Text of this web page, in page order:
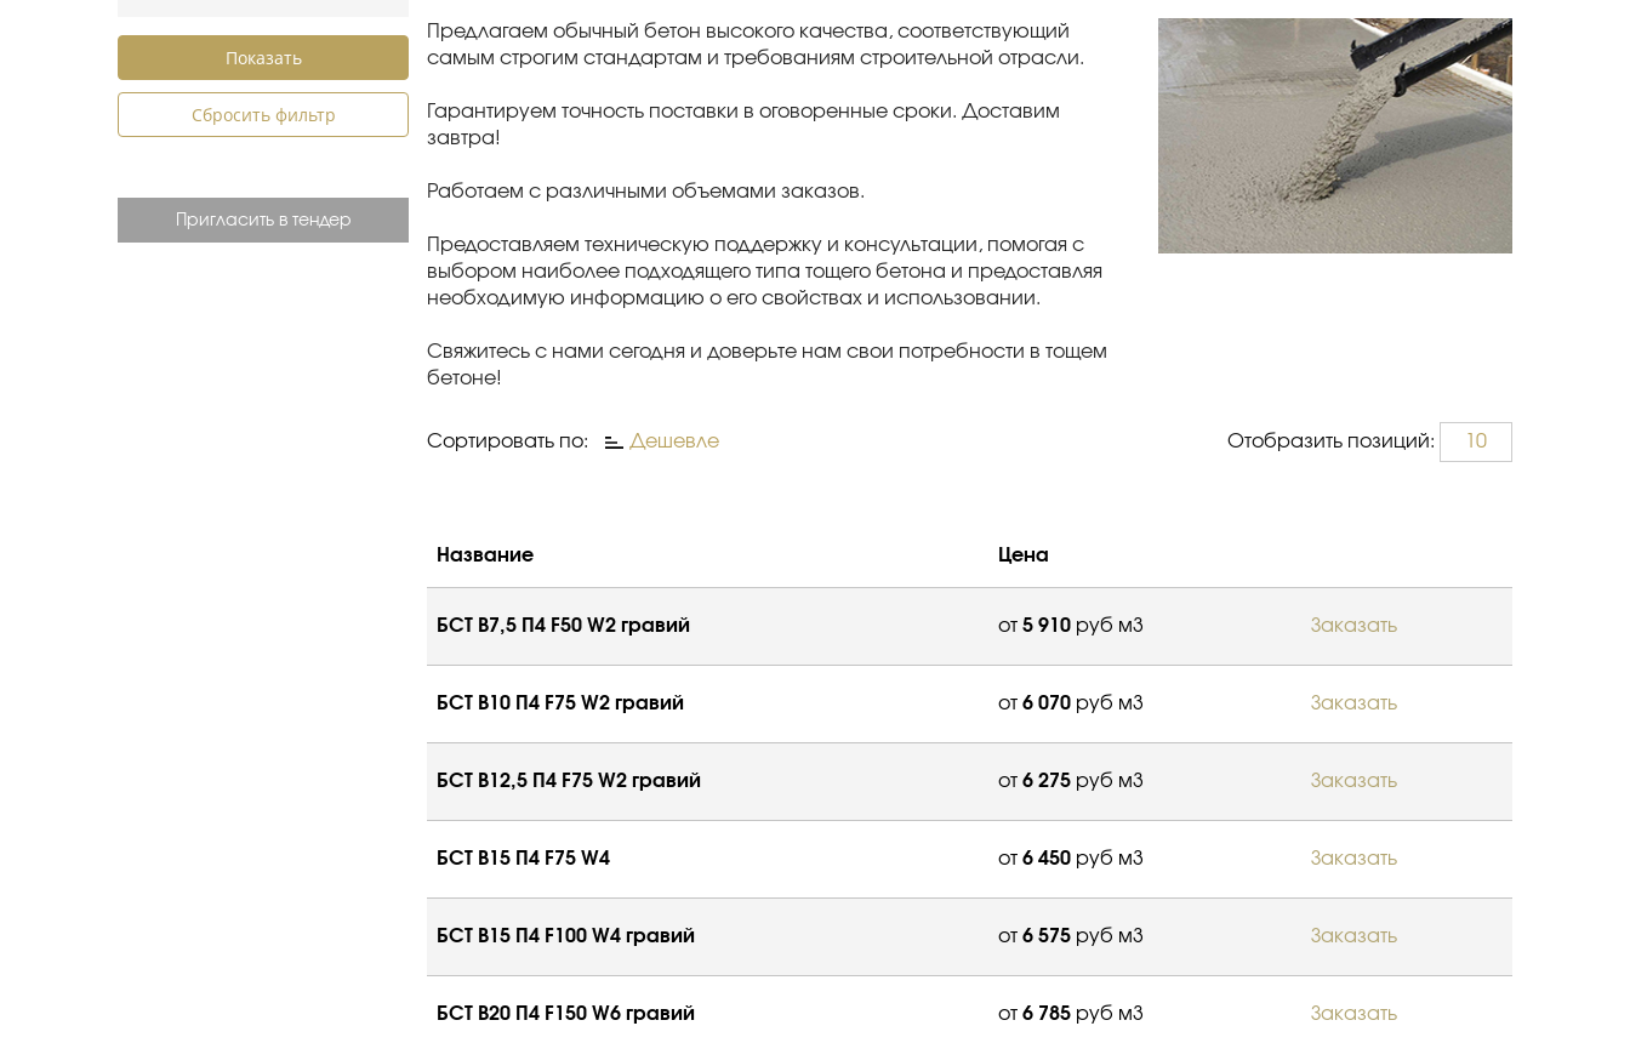
Сбросить фильтр
Пригласить в тендер
Предлагаем обычный бетон высокого качества, соответствующий
самым строгим стандартам и требованиям строительной отрасли.
Гарантируем точность поставки в оговоренные сроки. Доставим
завтра!
Работаем с различными объемами заказов.
Предоставляем техническую поддержку и консультации, помогая с
выбором наиболее подходящего типа тощего бетона и предоставляя
необходимую информацию о его свойствах и использовании.
Свяжитесь с нами сегодня и доверьте нам свои потребности в тощем
бетоне!
Сортировать по: Дешевле Отобразить позиций: 10
Название Цена
БСТ В7,5 П4 F50 W2 гравий от 5 910 руб м3 Заказать
БСТ В10 П4 F75 W2 гравий от 6 070 руб м3 Заказать
БСТ В12,5 П4 F75 W2 гравий от 6 275 руб м3 Заказать
БСТ В15 П4 F75 W4 от 6 450 руб м3 Заказать
БСТ В15 П4 F100 W4 гравий от 6 575 руб м3 Заказать
БСТ В20 П4 F150 W6 гравий от 6 785 руб м3 Заказать